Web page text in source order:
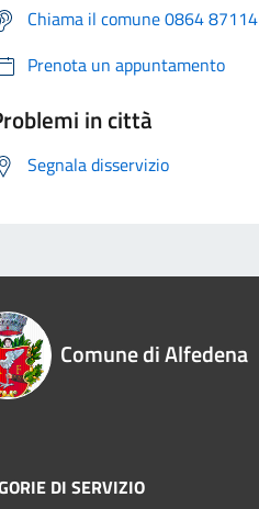
Chiama il comune 0864 87114
Prenota un appuntamento
in città
Segnala disservizio
Comune di Alfedena
DI SERVIZIO